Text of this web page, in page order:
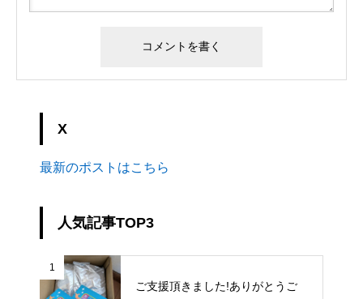
X
最新のポストはこちら
人気記事TOP3
1
ご支援頂きました!ありがとうご